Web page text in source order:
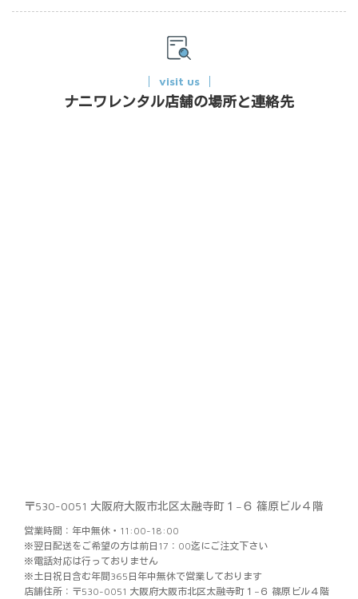
visit us
ナニワレンタル店舗の場所と連絡先
〒530-0051 大阪府大阪市北区太融寺町１−６ 篠原ビル４階
営業時間：年中無休・11:00-18:00
※翌日配送をご希望の方は前日17：00迄にご注文下さい
※電話対応は行っておりません
※土日祝日含む年間365日年中無休で営業しております
店舗住所：〒530-0051 大阪府大阪市北区太融寺町１−６ 篠原ビル４階